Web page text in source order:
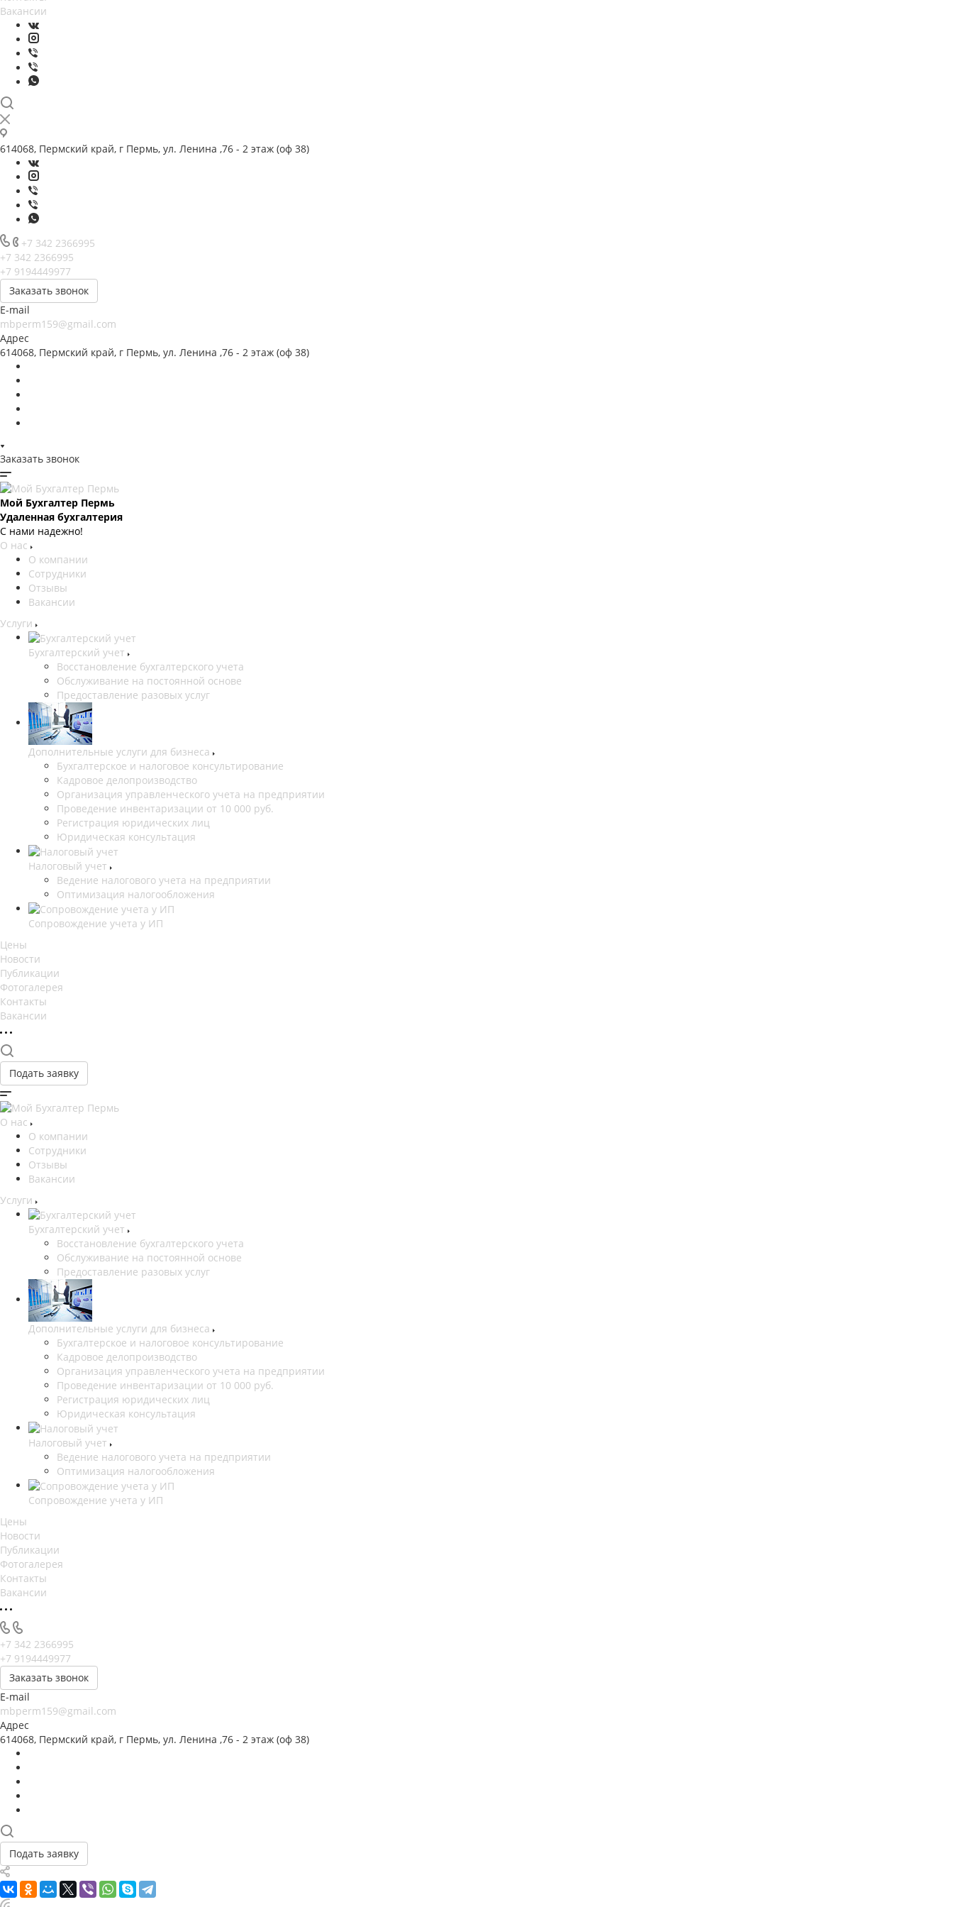
Вакансии
614068, Пермский край, г Пермь, ул. Ленина ,76 - 2 этаж (оф 38)
+7 342 2366995
+7 342 2366995
+7 9194449977
Заказать звонок
E-mail
mbperm159@gmail.com
Адрес
614068, Пермский край, г Пермь, ул. Ленина ,76 - 2 этаж (оф 38)
Заказать звонок
Мой Бухгалтер Пермь
Удаленная бухгалтерия
С нами надежно!
О нас
О компании
Сотрудники
Отзывы
Вакансии
Услуги
Бухгалтерский учет
Восстановление бухгалтерского учета
Обслуживание на постоянной основе
Предоставление разовых услуг
Дополнительные услуги для бизнеса
Бухгалтерское и налоговое консультирование
Кадровое делопроизводство
Организация управленческого учета на предприятии
Проведение инвентаризации от 10 000 руб.
Регистрация юридических лиц
Юридическая консультация
Налоговый учет
Ведение налогового учета на предприятии
Оптимизация налогообложения
Сопровождение учета у ИП
Цены
Новости
Публикации
Фотогалерея
Контакты
Вакансии
Подать заявку
О нас
О компании
Сотрудники
Отзывы
Вакансии
Услуги
Бухгалтерский учет
Восстановление бухгалтерского учета
Обслуживание на постоянной основе
Предоставление разовых услуг
Дополнительные услуги для бизнеса
Бухгалтерское и налоговое консультирование
Кадровое делопроизводство
Организация управленческого учета на предприятии
Проведение инвентаризации от 10 000 руб.
Регистрация юридических лиц
Юридическая консультация
Налоговый учет
Ведение налогового учета на предприятии
Оптимизация налогообложения
Сопровождение учета у ИП
Цены
Новости
Публикации
Фотогалерея
Контакты
Вакансии
+7 342 2366995
+7 9194449977
Заказать звонок
E-mail
mbperm159@gmail.com
Адрес
614068, Пермский край, г Пермь, ул. Ленина ,76 - 2 этаж (оф 38)
Подать заявку